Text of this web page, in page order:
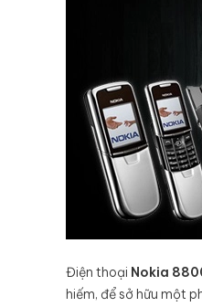
Điện thoại Nokia
hiếm, để sở hữu một